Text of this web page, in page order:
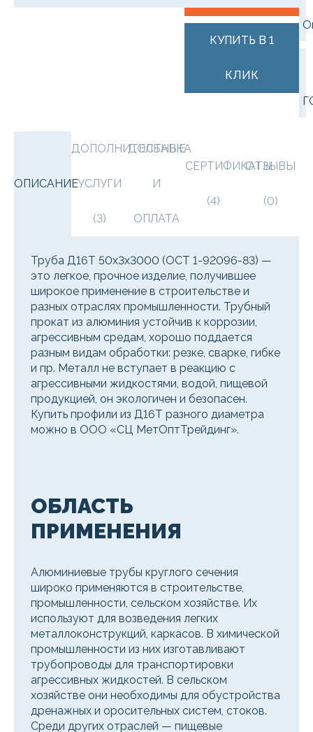
КУПИТЬ В 1
КЛИК
ОПИСАНИЕ
ДОПОЛНИТЕЛЬНЫЕ
УСЛУГИ
(3)
ДОСТАВКА
И
ОПЛАТА
СЕРТИФИКАТЫ
(4)
ОТЗЫВЫ
(0)
Труба Д16Т 50х3х3000 (ОСТ 1-92096-83) —
это легкое, прочное изделие, получившее
широкое применение в строительстве и
разных отраслях промышленности. Трубный
прокат из алюминия устойчив к коррозии,
агрессивным средам, хорошо поддается
разным видам обработки: резке, сварке, гибке
и пр. Металл не вступает в реакцию с
агрессивными жидкостями, водой, пищевой
продукцией, он экологичен и безопасен.
Купить профили из Д16Т разного диаметра
можно в ООО «СЦ МетОптТрейдинг».
ОБЛАСТЬ
ПРИМЕНЕНИЯ
Алюминиевые трубы круглого сечения
широко применяются в строительстве,
промышленности, сельском хозяйстве. Их
используют для возведения легких
металлоконструкций, каркасов. В химической
промышленности из них изготавливают
трубопроводы для транспортировки
агрессивных жидкостей. В сельском
хозяйстве они необходимы для обустройства
дренажных и оросительных систем, стоков.
Среди других отраслей — пищевые